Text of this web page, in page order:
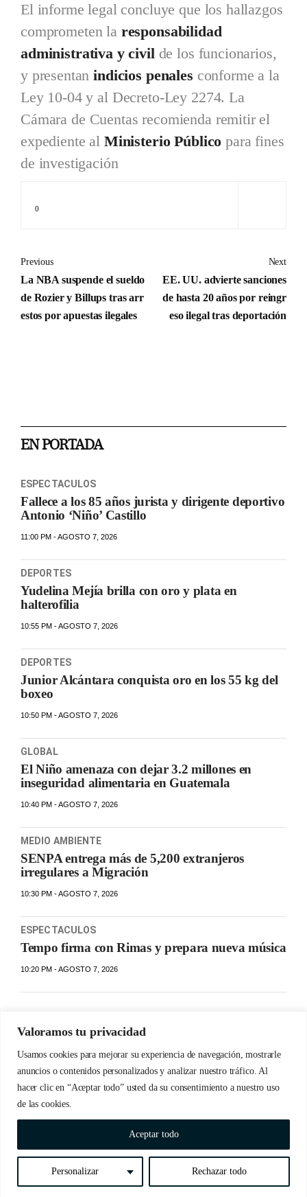
Valoramos tu privacidad
Usamos cookies para mejorar su experiencia de navegación, mostrarle
anuncios o contenidos personalizados y analizar nuestro tráfico. Al
hacer clic en “Aceptar todo” usted da su consentimiento a nuestro uso
de las cookies.
Personalizar Rechazar todo
Aceptar todo
El informe legal concluye que los hallazgos
comprometen la responsabilidad
administrativa y civilde los funcionarios,
y presentanindicios penales conforme a la
Ley 10-04 y al Decreto-Ley 2274. La
Cámara de Cuentas recomienda remitir el
expediente al Ministerio Público para fines
de investigación
0
Previous
La NBA suspende el sueldo
de Rozier y Billups tras arr
estos por apuestas ilegales
Next
EE. UU. advierte sanciones
de hasta 20 años por reingr
eso ilegal tras deportación
EN PORTADA
ESPECTACULOS
Fallece a los 85 años jurista y dirigente deportivo
Antonio ‘Niño’ Castillo
11:00 PM - AGOSTO 7, 2026
DEPORTES
Yudelina Mejía brilla con oro y plata en
halterofilia
10:55 PM - AGOSTO 7, 2026
DEPORTES
Junior Alcántara conquista oro en los 55 kg del
boxeo
10:50 PM - AGOSTO 7, 2026
GLOBAL
El Niño amenaza con dejar 3.2 millones en
inseguridad alimentaria en Guatemala
10:40 PM - AGOSTO 7, 2026
MEDIO AMBIENTE
SENPA entrega más de 5,200 extranjeros
irregulares a Migración
10:30 PM - AGOSTO 7, 2026
ESPECTACULOS
Tempo firma con Rimas y prepara nueva música
10:20 PM - AGOSTO 7, 2026
reservados